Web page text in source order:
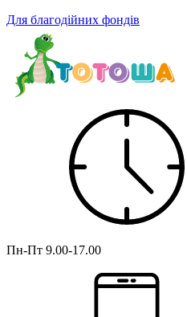
Для благодійних фондів
Пн-Пт 9.00-17.00